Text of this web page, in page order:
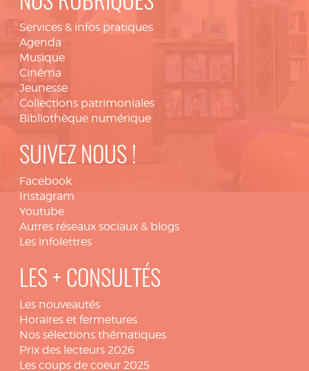
Services & infos pratiques
Agenda
Musique
Cinéma
Jeunesse
Collections patrimoniales
Bibliothèque numérique
SUIVEZ NOUS !
Facebook
Instagram
Youtube
Autres réseaux sociaux & blogs
Les infolettres
LES + CONSULTÉS
Les nouveautés
Horaires et fermetures
Nos sélections thématiques
Prix des lecteurs 2026
Les coups de coeur 2025